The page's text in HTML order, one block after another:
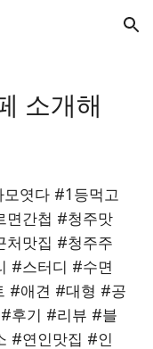
Skip to navigation
소개해
엿다 #1등먹고
면간첩 #청주맛
처맛집 #청주주
#스터디 #수면
#애견 #대형 #공
후기 #리뷰 #블
#연인맛집 #인